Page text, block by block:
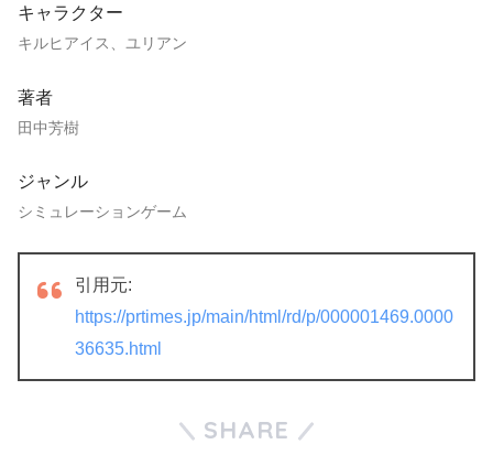
キャラクター
キルヒアイス、ユリアン
著者
田中芳樹
ジャンル
シミュレーションゲーム
引用元:
https://prtimes.jp/main/html/rd/p/000001469.0000
36635.html
SHARE